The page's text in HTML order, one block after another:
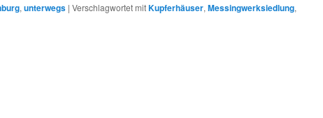
, unterwegs | Verschlagwortet mitKupferhäuser, Messingwerksiedlung,